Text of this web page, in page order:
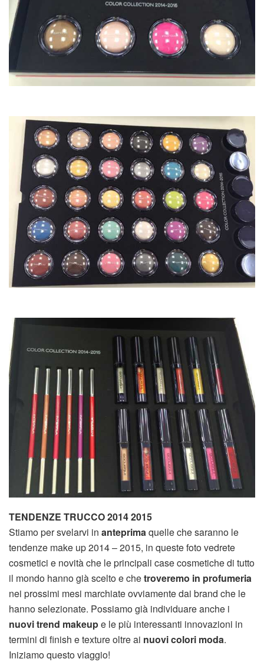
TENDENZE TRUCCO 2014 2015
Stiamo per svelarvi in anteprimaquelle che saranno le
tendenze make up 2014 – 2015, in queste foto vedrete
cosmetici e novità che le principali case cosmetiche di tutto
il mondo hanno già scelto e chetroveremo in profumeria
nei prossimi mesi marchiate ovviamente dai brand che le
hanno selezionate. Possiamo già individuare anche i
nuovi trend makeupe le più interessanti innovazioni in
termini di finish e texture oltre ai nuovi colori moda.
Iniziamo questo viaggio!